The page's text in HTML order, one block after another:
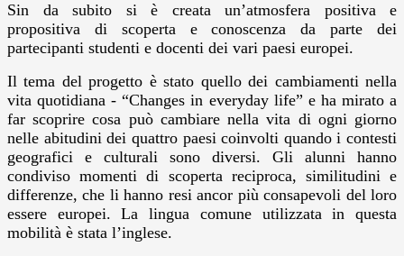
Sin da subito si è creata un’atmosfera positiva e
propositiva di scoperta e conoscenza da parte dei
partecipanti studenti e docenti dei vari paesi europei.
Il tema del progetto è stato quello dei cambiamenti nella
vita quotidiana - “Changes in everyday life” e ha mirato a
far scoprire cosa può cambiare nella vita di ogni giorno
nelle abitudini dei quattro paesi coinvolti quando i contesti
geografici e culturali sono diversi. Gli alunni hanno
condiviso momenti di scoperta reciproca, similitudini e
differenze, che li hanno resi ancor più consapevoli del loro
essere europei. La lingua comune utilizzata in questa
mobilità è stata l’inglese.